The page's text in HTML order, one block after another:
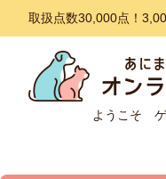
取扱点数30,000点！
ようこそ